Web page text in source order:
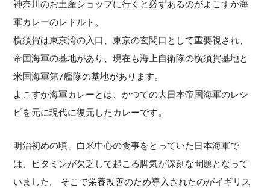
神奈川のお土産ショップに行くと必ずあるのがよこすか海
軍カレーのレトルト。
横須賀は東京湾の入口、東京の玄関口として重要視され、
帝国海軍の基地があり、現在も海上自衛隊の横須賀基地と
米国海軍第7艦隊の基地があります。
よこすか海軍カレーとは、かつての大日本帝国海軍のレシ
ピを元に現代に復元したカレーです。
明治初めの頃、白米中心の食事をとっていた日本海軍で
は、ビタミンが欠乏して起こる脚気が深刻な問題となって
いました。 そこで栄養改善のため導入されたのがイギリス